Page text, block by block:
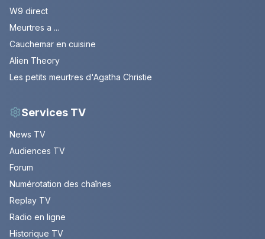
W9 direct
Meurtres a ...
Cauchemar en cuisine
Alien Theory
Les petits meurtres d'Agatha Christie
Services TV
News TV
Audiences TV
Forum
Numérotation des chaînes
Replay TV
Radio en ligne
Historique TV